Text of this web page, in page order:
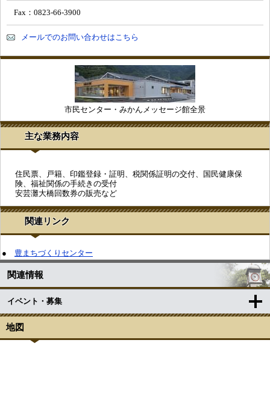
Fax：0823-66-3900
メールでのお問い合わせはこちら
市民センター・みかんメッセージ館全景
主な業務内容
住民票、戸籍、印鑑登録・証明、税関係証明の交付、国民健康保
険、福祉関係の手続きの受付
安芸灘大橋回数券の販売など
関連リンク
● 豊まちづくりセンター
関連情報
イベント・募集
地図